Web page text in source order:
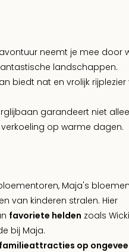
neemt je mee door
landschappen.
biedt nat en vrolijk
garandeert niet
op warme dagen.
Maja's
van kinderen stralen. Hier
favoriete helden zoals
bij Maja.
op